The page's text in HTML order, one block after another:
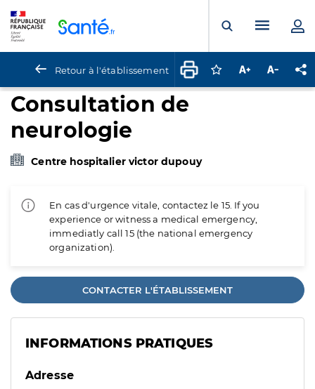
Ouvrir laMenu
Retour à l'établissement Connectez-vous
Augmenter la
Consultation de
neurologie
Centre hospitalier victor dupouy
En cas d'urgence vitale, contactez le 15. If you
experience or witness a medical emergency,
immediatly call 15 (the national emergency
organization).
CONTACTER L'ÉTABLISSEMENT
INFORMATIONS PRATIQUES
Adresse